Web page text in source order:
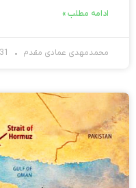
ادامه مطلب »
محمدمهدی عمادی مقدم